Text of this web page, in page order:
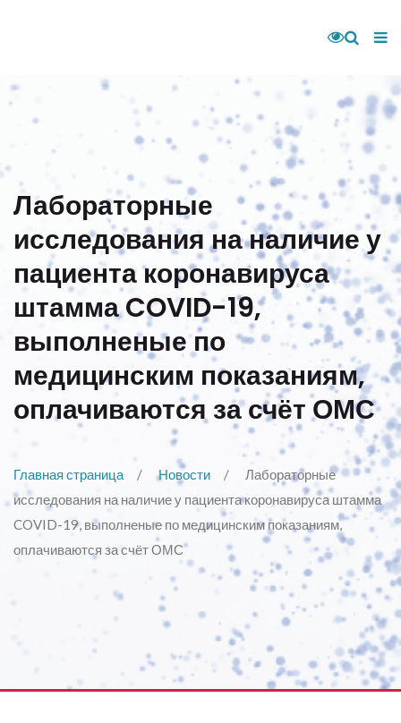
Лабораторные
исследования на наличие у
пациента коронавируса
штамма COVID-19,
выполненые по
медицинским показаниям,
оплачиваются за счёт ОМС
Главная страница Новости
Лабораторные
исследования на наличие у пациента коронавируса штамма
COVID-19, выполненые по медицинским показаниям,
оплачиваются за счёт ОМС